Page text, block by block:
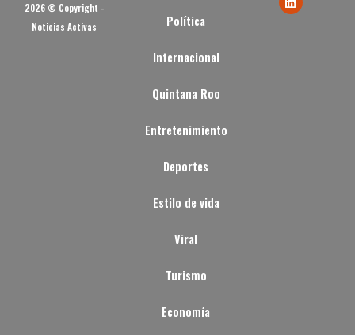
2026 © Copyright -
Noticias Activas
Política
Internacional
Quintana Roo
Entretenimiento
Deportes
Estilo de vida
Viral
Turismo
Economía